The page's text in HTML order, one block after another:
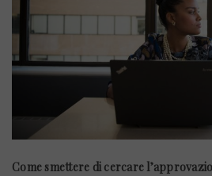
Come smettere di cercare